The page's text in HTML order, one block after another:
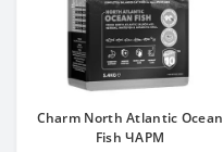
Charm North Atlantic Ocean
Fish ЧАРМ